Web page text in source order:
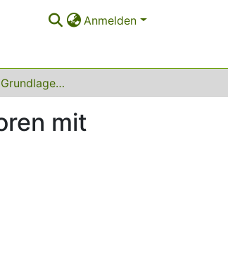
Anmelden
Physikalische Grundlagen von chemischen Raman-Sensoren mit Schwerpunkt auf faseroptischen SERS-Sonden
mit